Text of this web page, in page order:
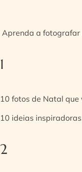
Aprenda a fotografar
1
10 fotos de Natal que
10 ideias
2